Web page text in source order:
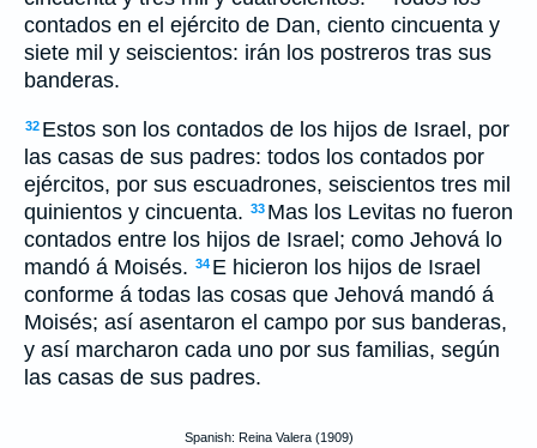
contados en el ejército de Dan, ciento cincuenta y
siete mil y seiscientos: irán los postreros tras sus
banderas.
32 Estos son los contados de los hijos de Israel, por
las casas de sus padres: todos los contados por
ejércitos, por sus escuadrones, seiscientos tres mil
quinientos y cincuenta. 33 Mas los Levitas no fueron
contados entre los hijos de Israel; como Jehová lo
mandó á Moisés. 34 E hicieron los hijos de Israel
conforme á todas las cosas que Jehová mandó á
Moisés; así asentaron el campo por sus banderas,
y así marcharon cada uno por sus familias, según
las casas de sus padres.
Spanish: Reina Valera (1909)